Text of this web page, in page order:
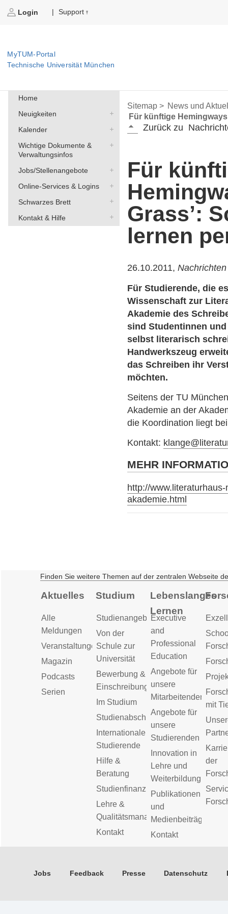
Login | Support
MyTUM-Portal
Technische Universität München
Home
Neuigkeiten
Kalender
Wichtige Dokumente &
Verwaltungsinfos
Jobs/Stellenangebote
Online-Services & Logins
Schwarzes Brett
Kontakt & Hilfe
Sitemap > News und
Für künftige
Zurück zu
Für
Grass’:
lernen
26.10.2011,
Für Studierende, die
Wissenschaft zur
Akademie des
sind Studentinnen
selbst literarisch
Handwerkszeug
das Schreiben ihr
möchten.
Seitens der TU
Akademie an der
die Koordination liegt
Kontakt:
MEHR
http://
akademie.html
Finden Sie weitere Themen auf der zentralen Webseite
Aktuelles
Alle
Meldungen
Veranstaltungen
Magazin
Podcasts
Serien
Studium
Studienangebot
Von der
Schule zur
Universität
Bewerbung &
Einschreibung
Im Studium
Studienabschluss
Internationale
Studierende
Hilfe &
Beratung
Studienfinanzierung
Lehre &
Qualitätsmanagement
Kontakt
Lebenslanges
Lernen
Executive
and
Professional
Education
Angebote für
unsere
Mitarbeitenden
Angebote für
unsere
Studierenden
Innovation in
Lehre und
Weiterbildung
Publikationen
und
Medienbeiträge
Kontakt
mit
der
Jobs Feedback Presse Datenschutz